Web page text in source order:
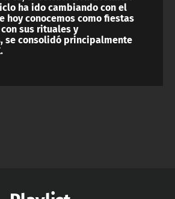
ha ido cambiando con el
hoy conocemos como fiestas
sus rituales y
se consolidó principalmente